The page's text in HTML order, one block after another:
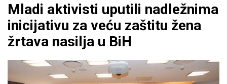
Mladi aktivisti uputili nadležnima
inicijativu za veću zaštitu žena
žrtava nasilja u BiH